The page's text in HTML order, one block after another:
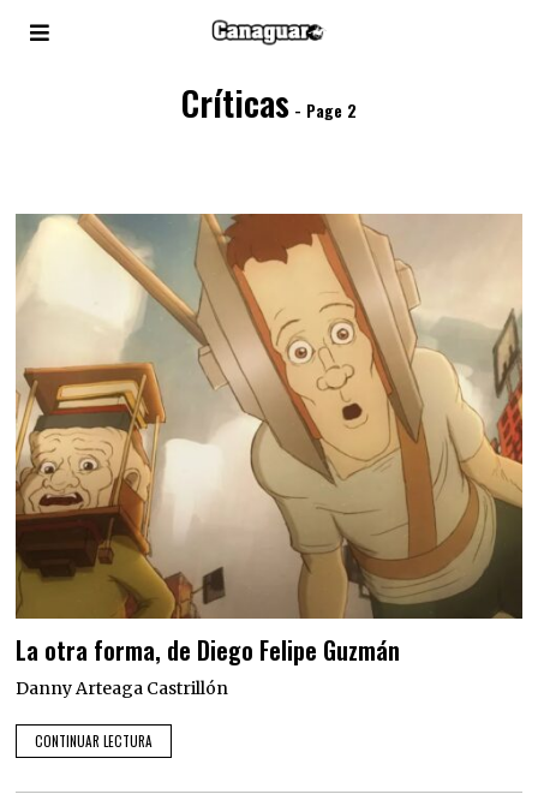
Críticas- Page 2
La otra forma, de Diego Felipe Guzmán
Danny Arteaga Castrillón
CONTINUAR LECTURA